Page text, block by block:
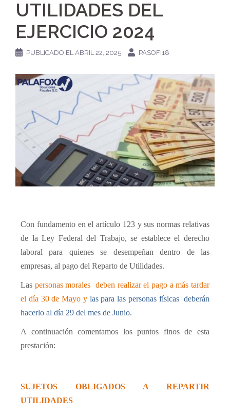
UTILIDADES DEL
EJERCICIO 2024
PUBLICADO ELABRIL 22, 2025 PASOFI18
Con fundamento en el artículo 123 y sus normas relativas
de la Ley Federal del Trabajo, se establece el derecho
laboral para quienes se desempeñan dentro de las
empresas, al pago del Reparto de Utilidades.
Las personas morales deben realizar el pago a más tardar
el día 30 de Mayo y las para las personas físicas deberán
hacerlo al día 29 del mes de Junio.
A continuación comentamos los puntos finos de esta
prestación:
SUJETOS OBLIGADOS A REPARTIR
UTILIDADES